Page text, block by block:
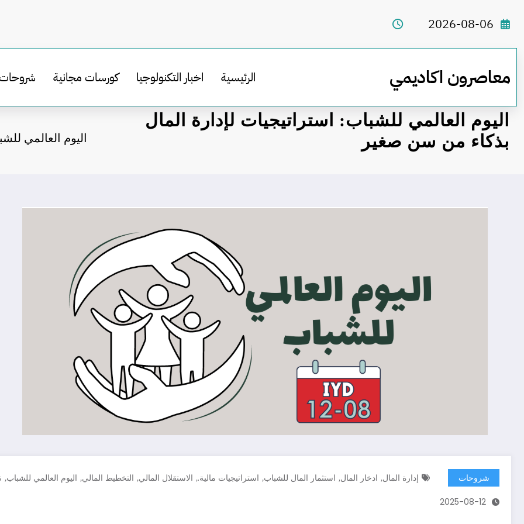
2026-08-06
معاصرون اكاديمي الرئيسية اخبار التكنولوجيا كورسات مجانية
اليوم العالمي للشباب: استراتيجيات لإدارة المال
بذكاء من سن صغير
اليوم العالمي
شروحات إدارة المال, ادخار المال, استثمار المال للشباب, استراتيجيات مالية., الاستقلال المالي, التخطيط المالي, اليوم العالمي للشباب,
2025-08-12